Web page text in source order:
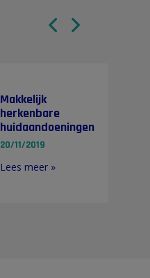
Makkelijk
herkenbare
huidaandoeningen
20/11/2019
Lees meer »